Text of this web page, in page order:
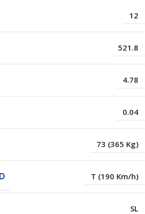
12
521.8
4.78
0.04
73 (365 Kg)
T (190 Km/h)
SL